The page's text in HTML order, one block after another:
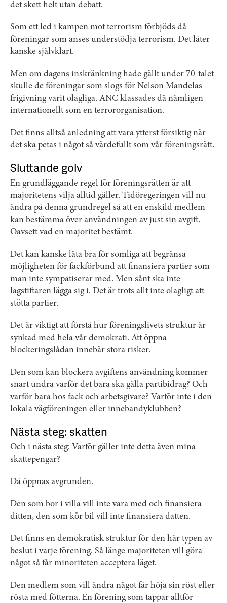
det skett helt utan debatt.
Som ett led i kampen mot terrorism förbjöds då
föreningar som anses understödja terrorism. Det låter
kanske självklart.
Men om dagens inskränkning hade gällt under 70-talet
skulle de föreningar som slogs för Nelson Mandelas
frigivning varit olagliga. ANC klassades då nämligen
internationellt som en terrororganisation.
Det finns alltså anledning att vara ytterst försiktig när
det ska petas i något så värdefullt som vår föreningsrätt.
Sluttande golv
En grundläggande regel för föreningsrätten är att
majoritetens vilja alltid gäller. Tidöregeringen vill nu
ändra på denna grundregel så att en enskild medlem
kan bestämma över användningen av just sin avgift.
Oavsett vad en majoritet bestämt.
Det kan kanske låta bra för somliga att begränsa
möjligheten för fackförbund att finansiera partier som
man inte sympatiserar med. Men sånt ska inte
lagstiftaren lägga sig i. Det är trots allt inte olagligt att
stötta partier.
Det är viktigt att förstå hur föreningslivets struktur är
synkad med hela vår demokrati. Att öppna
blockeringslådan innebär stora risker.
Den som kan blockera avgiftens användning kommer
snart undra varför det bara ska gälla partibidrag? Och
varför bara hos fack och arbetsgivare? Varför inte i den
lokala vägföreningen eller innebandyklubben?
Nästa steg: skatten
Och i nästa steg: Varför gäller inte detta även mina
skattepengar?
Då öppnas avgrunden.
Den som bor i villa vill inte vara med och finansiera
ditten, den som kör bil vill inte finansiera datten.
Det finns en demokratisk struktur för den här typen av
beslut i varje förening. Så länge majoriteten vill göra
något så får minoriteten acceptera läget.
Den medlem som vill ändra något får höja sin röst eller
rösta med fötterna. En förening som tappar alltför